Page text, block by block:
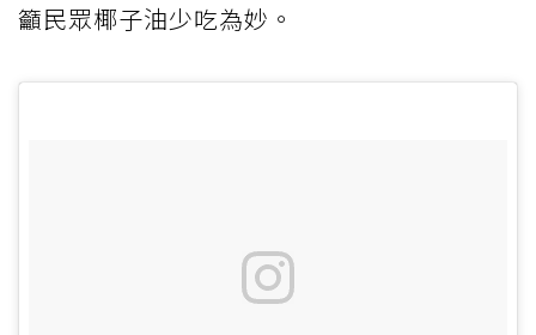
籲民眾椰子油少吃為妙。